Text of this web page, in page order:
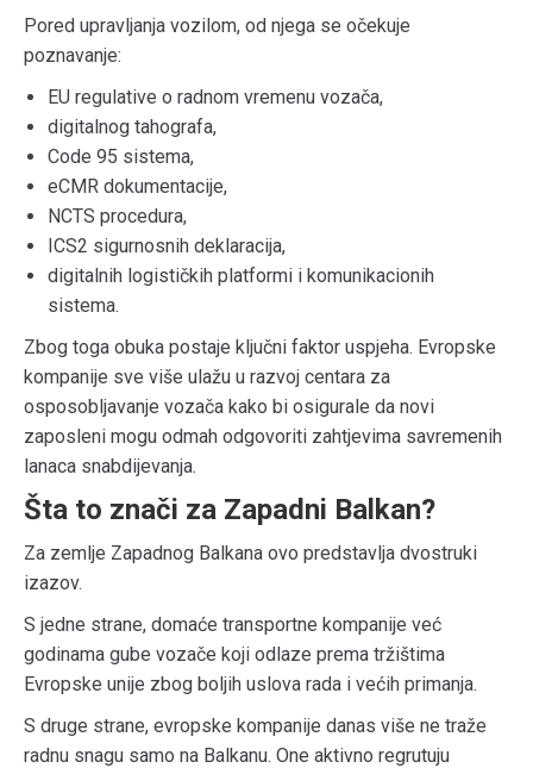
Pored upravljanja vozilom, od njega se očekuje
poznavanje:
EU regulative o radnom vremenu vozača,
digitalnog tahografa,
Code 95 sistema,
eCMR dokumentacije,
NCTS procedura,
ICS2 sigurnosnih deklaracija,
digitalnih logističkih platformi i komunikacionih
sistema.
Zbog toga obuka postaje ključni faktor uspjeha. Evropske
kompanije sve više ulažu u razvoj centara za
osposobljavanje vozača kako bi osigurale da novi
zaposleni mogu odmah odgovoriti zahtjevima savremenih
lanaca snabdijevanja.
Šta to znači za Zapadni Balkan?
Za zemlje Zapadnog Balkana ovo predstavlja dvostruki
izazov.
S jedne strane, domaće transportne kompanije već
godinama gube vozače koji odlaze prema tržištima
Evropske unije zbog boljih uslova rada i većih primanja.
S druge strane, evropske kompanije danas više ne traže
radnu snagu samo na Balkanu. One aktivno regrutuju